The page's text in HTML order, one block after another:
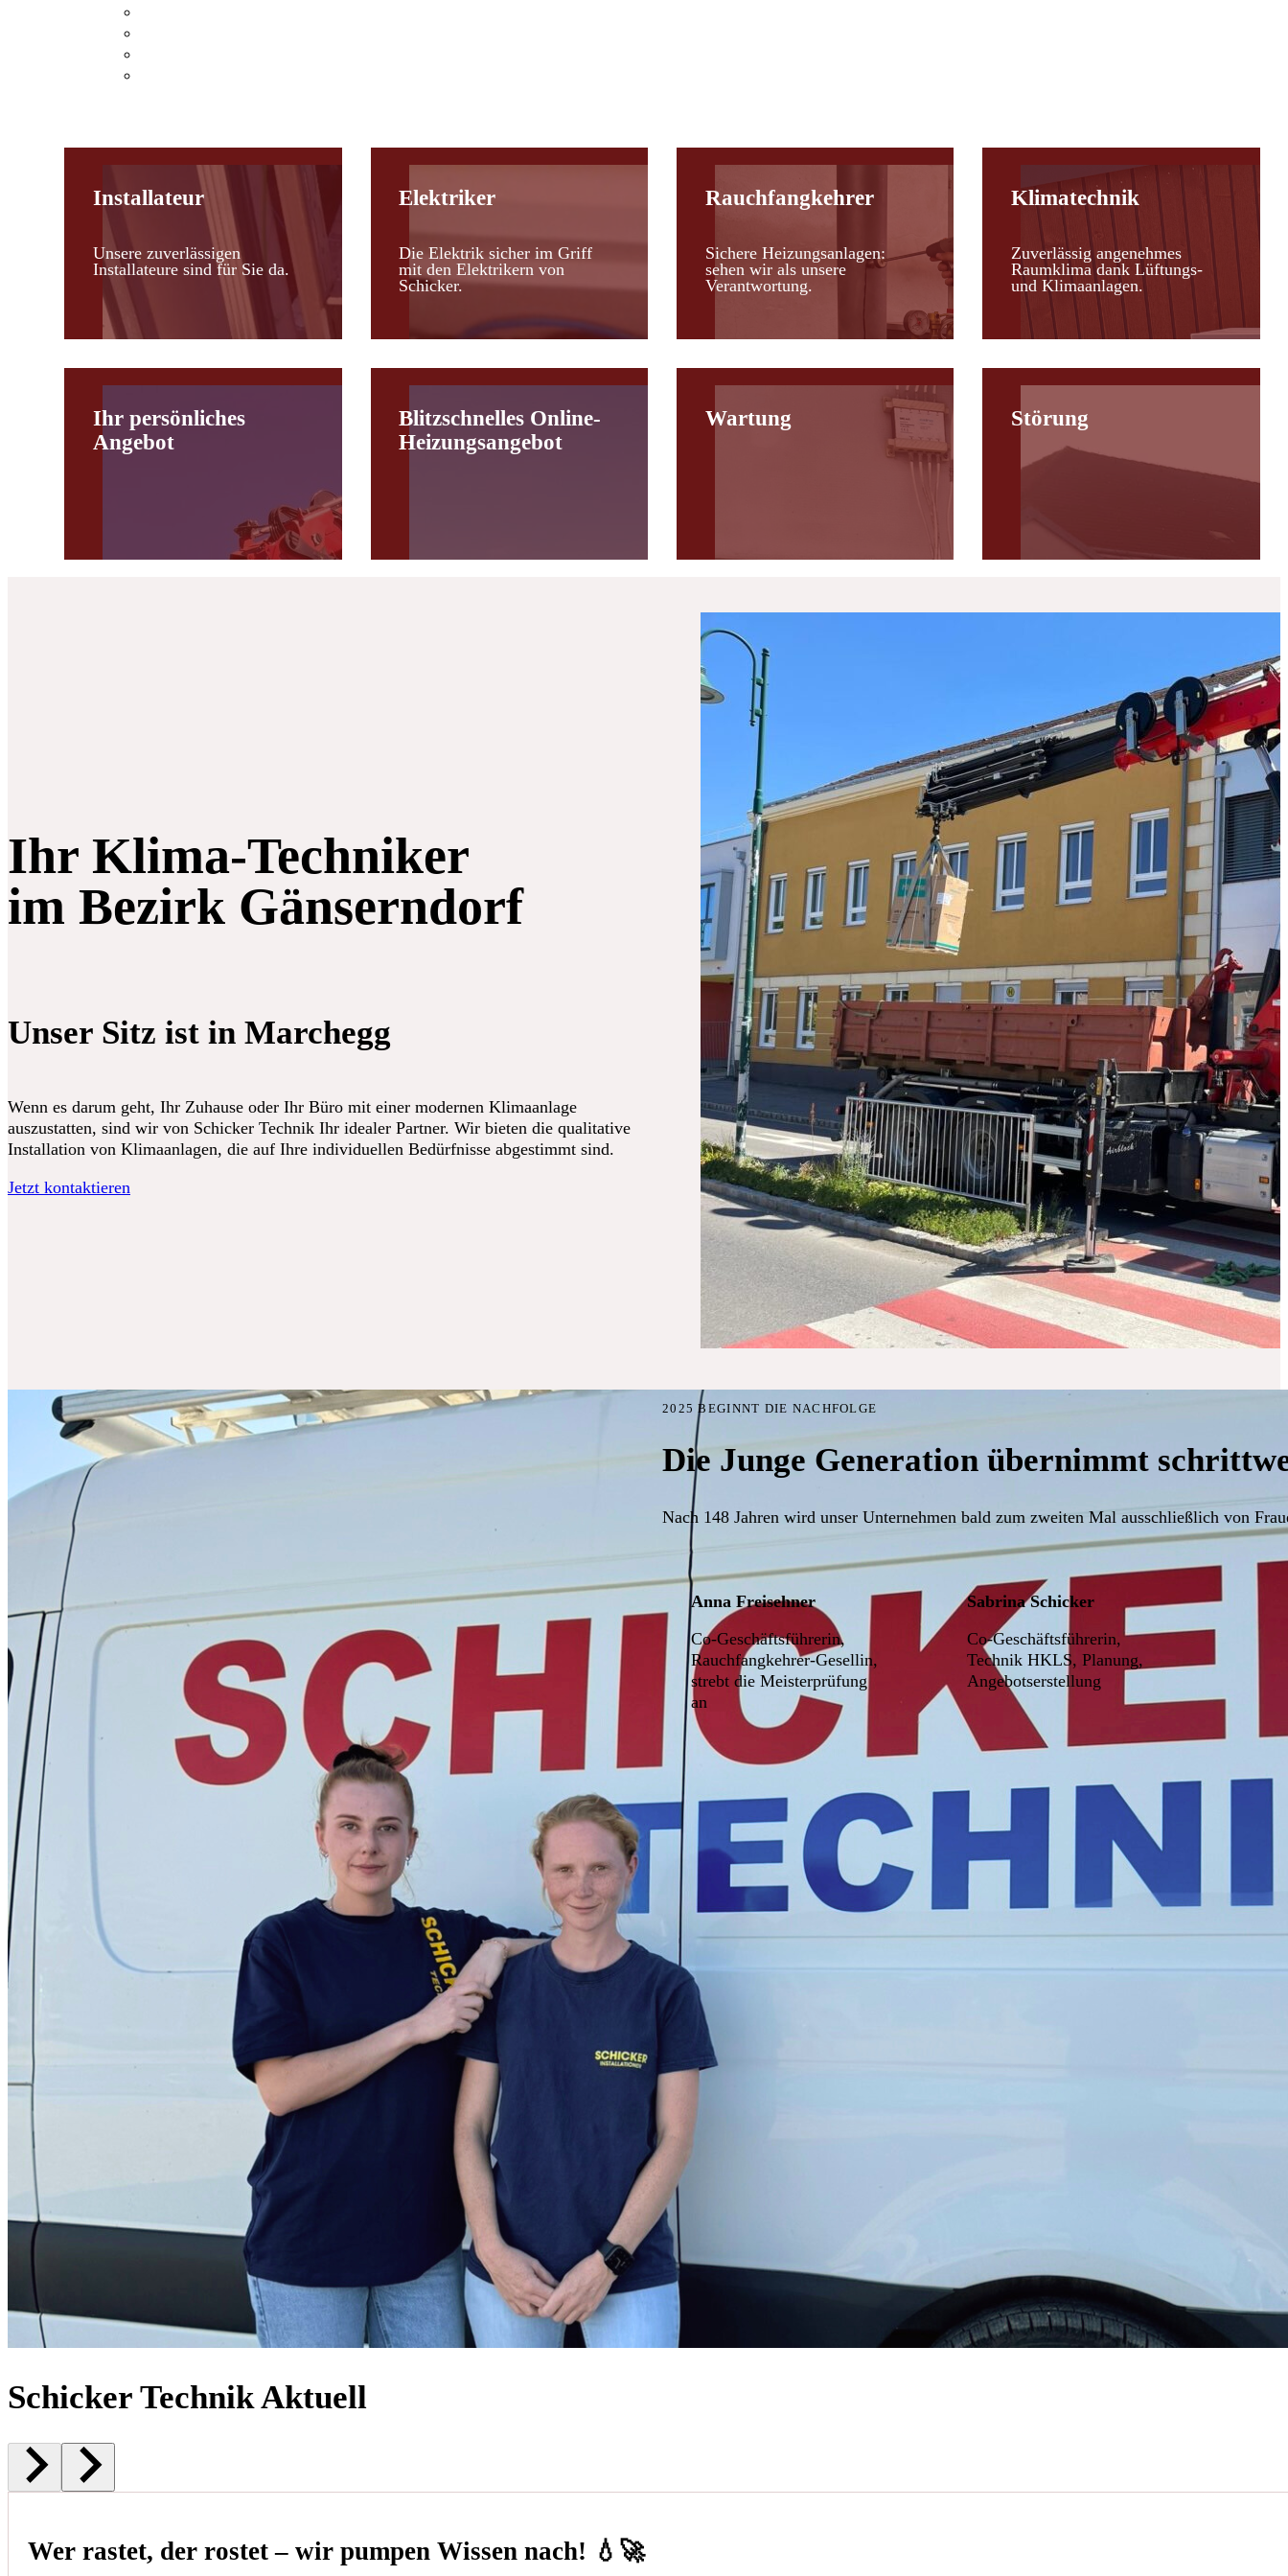
Installateur
Unsere zuverlässigen
Installateure sind für Sie da.
Elektriker
Die Elektrik sicher im Griff
mit den Elektrikern von
Schicker.
Rauchfangkehrer
Sichere Heizungsanlagen:
sehen wir als unsere
Verantwortung.
Klimatechnik
Zuverlässig angenehmes
Raumklima dank Lüftungs-
und Klimaanlagen.
Ihr persönliches
Angebot
Blitzschnelles Online-
Heizungsangebot
Wartung Störung
Ihr Klima-Techniker
im Bezirk Gänserndorf
Unser Sitz ist in Marchegg
Wenn es darum geht, Ihr Zuhause oder Ihr Büro mit einer modernen Klimaanlage
auszustatten, sind wir von Schicker Technik Ihr idealer Partner. Wir bieten die qualitative
Installation von Klimaanlagen, die auf Ihre individuellen Bedürfnisse abgestimmt sind.
Jetzt kontaktieren
2025 BEGINNT DIE NACHFOLGE
Die Junge Generation übernimmt
Nach 148 Jahren wird unser Unternehmen bald zum zweiten Mal ausschließlich von
Anna Freisehner
Co-Geschäftsführerin,
Rauchfangkehrer-Gesellin,
strebt die Meisterprüfung
an
Sabrina Schicker
Co-Geschäftsführerin,
Technik HKLS, Planung,
Angebotserstellung
Schicker Technik Aktuell
Wer rastet, der rostet – wir pumpen Wissen nach! 💧🚀